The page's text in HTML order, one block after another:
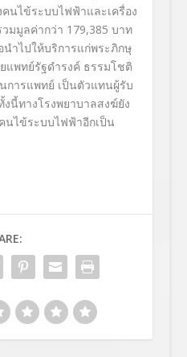
คนไข้ระบบไฟฟ้าและเครื่อง
มมูลค่ากว่า 179,385 บาท
นำไปให้บริการแก่พระภิกษุ
แพทย์รัฐดำรงค์ ธรรมโชติ
การแพทย์ เป็นตัวแทนผู้รับ
นี้ทางโรงพยาบาลสงฆ์ยัง
นไข้ระบบไฟฟ้าอีกเป็น